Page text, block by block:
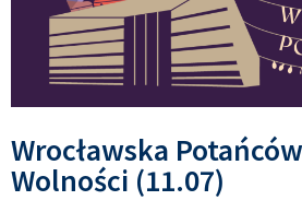
Wrocławska
Wolności (11.07)